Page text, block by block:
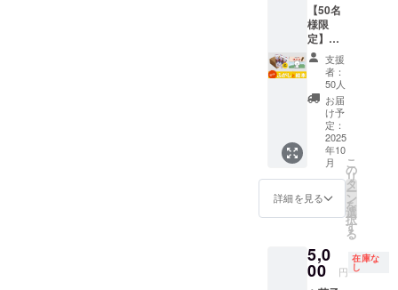
があり
ます。
※備考欄
に欲し
いセッ
ト数の
記入を
お願い
しま
す。最
大上限
数まで
の発送
となり
ます。
のリ
ターン
金額に
は送料
が含ま
れてい
ます。
※ご注文
状況、
使用部
材の供
給状
況、製
造工程
上の都
合等に
荷時期
が遅れ
る場合
この機
会にし
か手に
入らな
い特別
なセッ
トで
す！ ※
国内配
送のみ
となり
ます。
※お届け
「お届
け予
の月末
です。
※こちら
地域の
保育
園・幼
稚園へ
の寄贈
🚚 配送
プロ
ジェク
ト終了
後、約
2ヶ月以
内に順
予定。
🔥クラ
ディン
グ限定
元】 株
式会社
水野製
菓 【販
売元】
株式会
社水野
製菓 🔴
活用方
法 ・お
子様と
の読み
タイム
・家族
イム ・
プレゼ
取得
【原材
料】 含
蜜糖(国
内製
造)、黒
砂糖、
砂糖、
小麦
粉、小
麦蛋白
(グルテ
メル色
素、膨
量】 30
本 / 1箱
子の特
徴 黒糖
をたっ
ぷり使
用した
日本一
の出荷
量を誇
る菓
子。 個
包装で
衛生
どもか
ら大人
楽しめ
ます。
セージ
性も込
めてい
ます。
🔴ふ菓
子の特
徴 黒糖
をたっ
ぷり使
用した
日本一
の出荷
るふ菓
子。 個
的、子
どもか
ら大人
の特徴
黒糖を
たっぷ
り使用
した日
本一の
出荷量
を誇る
ふ菓
子。 個
包装で
衛生
的、子
どもか
楽しめ
ます。
水野製
菓の
「コト
ンのふ
がし」1
箱（30
本入
り） 🔴
絵本に
ついて
コトン
がふ菓
子に出
会い、
る心温
まるス
トー
【50名
様限
定】ふ
がし(30
本/1箱)
＋絵本
セット
🎁 セッ
ト内容
・絵本
「ふが
しやの
コト
ン」1冊
（B5サ
イズ・
本・24
ペー
ジ） ・
支援
者：
50人
お届
け予
定：
2025
年10
月
詳細を見る
こ
の
リ
タ
ー
ン
を
選
択
す
る
5,0
00 円
在庫な
し